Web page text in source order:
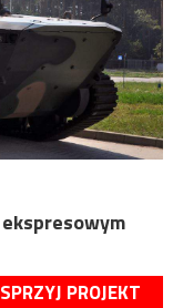
PROJEKT